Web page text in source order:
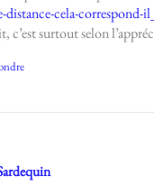
distance-cela-
c’est surtout selon